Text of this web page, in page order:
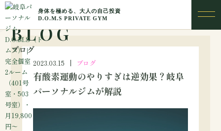
BLOG
ブログ
2023.03.15 ブログ
有酸素運動のやりすぎは逆効果？岐阜
パーソナルジムが解説